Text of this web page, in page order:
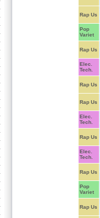
Rap Us
Pop
Variet
Rap Us
Elec.
Tech.
Rap Us
Rap Us
Elec.
Tech.
Rap Us
Elec.
Tech.
Rap Us
Pop
Variet
Rap Us